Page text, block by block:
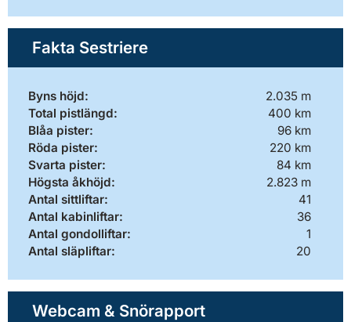
Fakta Sestriere
Byns höjd:
2.035 m
Total pistlängd:
400 km
Blåa pister:
96 km
Röda pister:
220 km
Svarta pister:
84 km
Högsta åkhöjd:
2.823 m
Antal sittliftar:
41
Antal kabinliftar:
36
Antal gondolliftar:
1
Antal släpliftar:
20
Webcam & Snörapport